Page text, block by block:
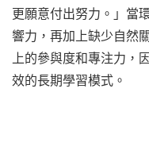
更願意付出努力。」當
響力，再加上缺少自然
上的參與度和專注力，
效的長期學習模式。